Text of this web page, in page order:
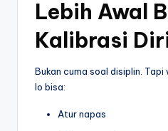
Lebih Awal
Kalibrasi
Bukan cuma soal disiplin.
lo bisa:
Atur napas